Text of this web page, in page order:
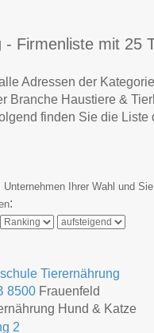
- Firmenliste mit 25
Adressen der Kategorie
Branche Haustiere &
finden Sie die Liste
Ihrer Wahl und
:
Tierernährung
8500 Frauenfeld
Hund & Katze